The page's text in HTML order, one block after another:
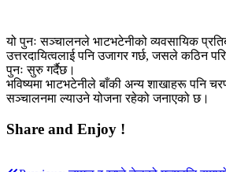
यो पुनः सञ्चालनले भाटभटेनीको व्यवसायिक
उत्तरदायित्वलाई पनि उजागर गर्छ, जसले कठिन
पुनः सुरु गर्दैछ।
भविष्यमा भाटभटेनीले बाँकी अन्य शाखाहरू पनि
सञ्चालनमा ल्याउने योजना रहेको जनाएको छ।
Share and Enjoy !